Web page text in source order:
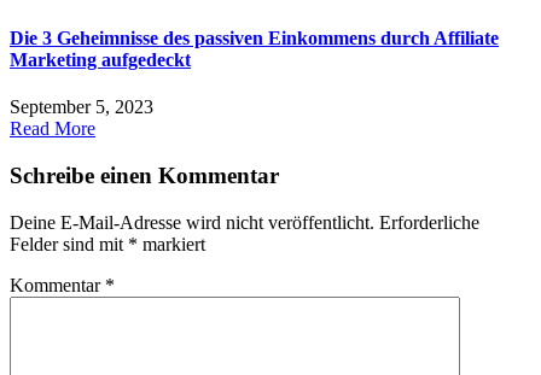
Die 3 Geheimnisse des passiven Einkommens durch Affiliate
Marketing aufgedeckt
September 5, 2023
Read More
Schreibe einen Kommentar
Deine E-Mail-Adresse wird nicht veröffentlicht. Erforderliche
Felder sind mit * markiert
Kommentar *